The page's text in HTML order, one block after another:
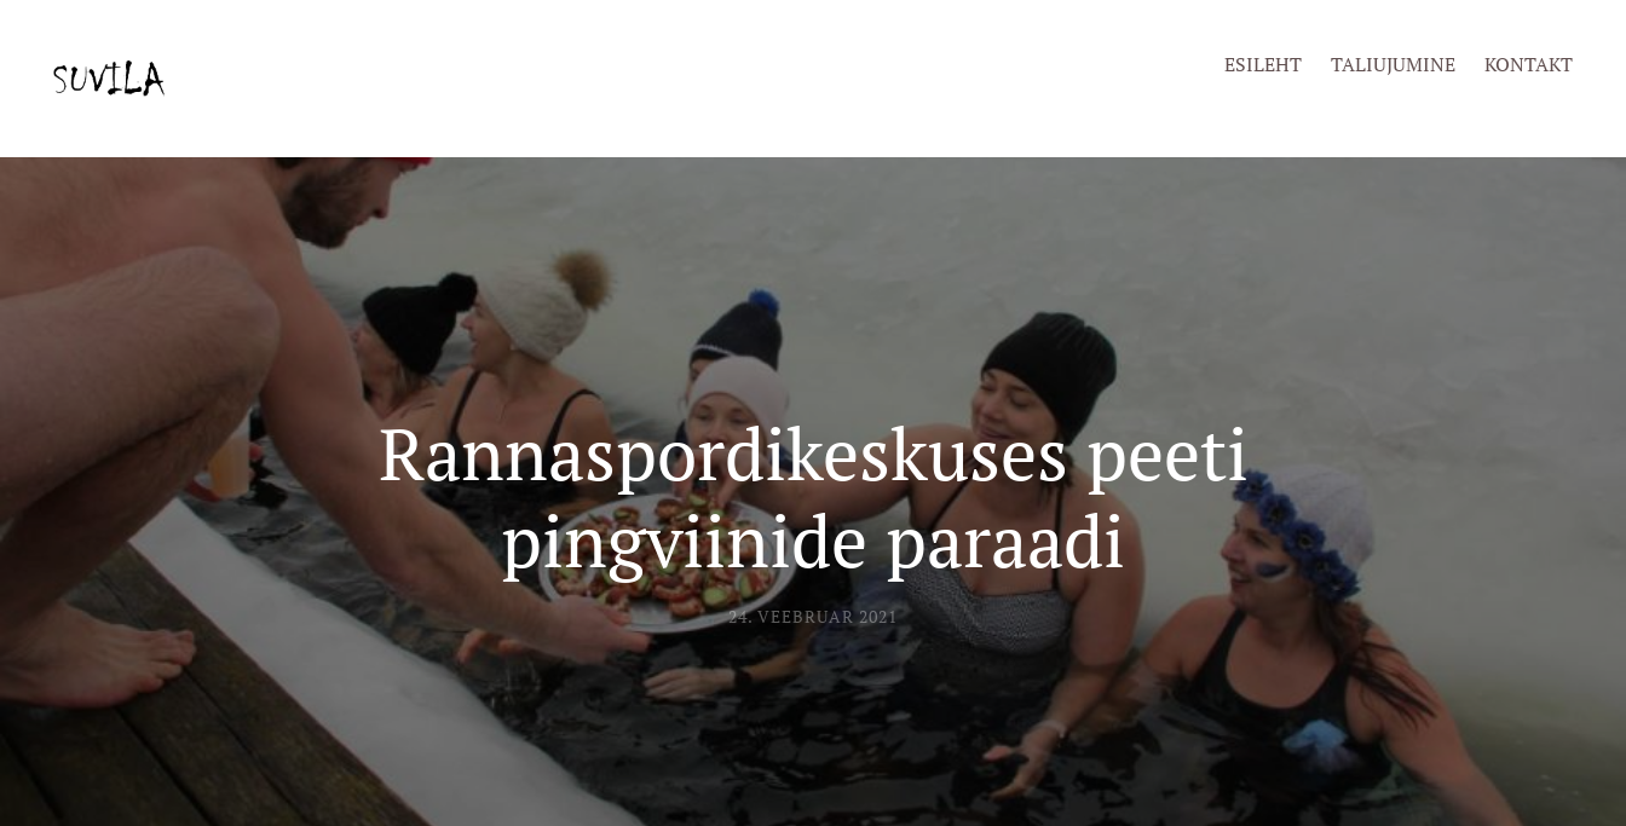
ESILEHT TALIUJUMINE KONTAKT
Rannaspordikeskuses peeti
pingviinide paraadi
24. VEEBRUAR 2021